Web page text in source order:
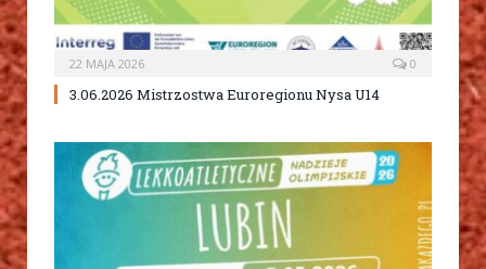
22 MAJA 2026 0
3.06.2026 Mistrzostwa Euroregionu Nysa U14